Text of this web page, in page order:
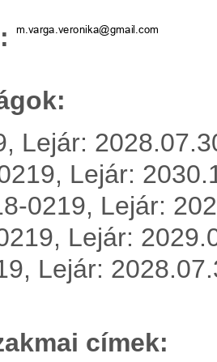
Lejár:
Lejár:
0219, Lejár:
Lejár:
Lejár:
címek: